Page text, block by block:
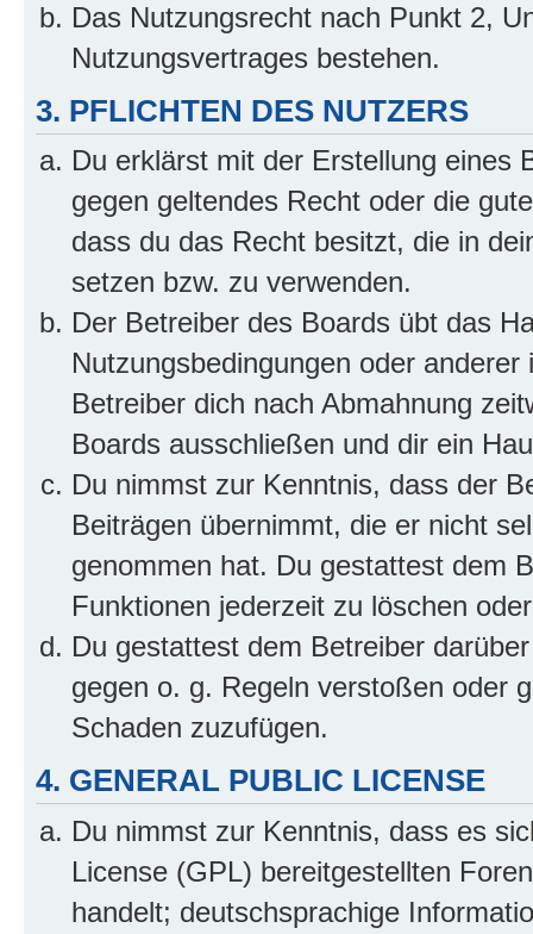
Das Nutzungsrecht nach Punkt 2,
Nutzungsvertrages bestehen.
3. PFLICHTEN DES NUTZERS
Du erklärst mit der Erstellung eines
gegen geltendes Recht oder die
dass du das Recht besitzt, die in
setzen bzw. zu verwenden.
Der Betreiber des Boards übt das
Nutzungsbedingungen oder
Betreiber dich nach Abmahnung
Boards ausschließen und dir ein
Du nimmst zur Kenntnis, dass der
Beiträgen übernimmt, die er nicht
genommen hat. Du gestattest dem
Funktionen jederzeit zu löschen
Du gestattest dem Betreiber
gegen o. g. Regeln verstoßen oder
Schaden zuzufügen.
4. GENERAL PUBLIC LICENSE
Du nimmst zur Kenntnis, dass es
License (GPL) bereitgestellten
handelt; deutschsprachige